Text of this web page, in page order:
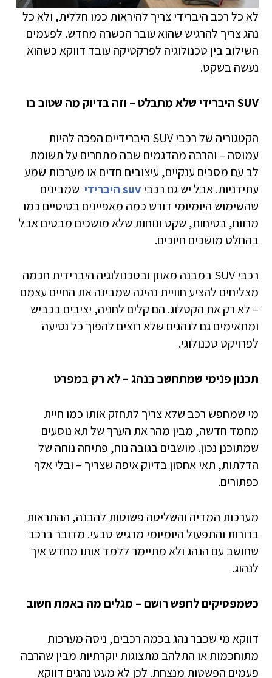
לא כל רכב היברידי צריך להיראות כמו חללית, ולא כל
נהג צריך להרגיש שהוא עובר הכשרה מחדש. לפעמים
השילוב בין טכנולוגיה לפרקטיקה עובד דווקא כשהוא
נעשה בשקט.
SUV היברידי שלא מתבלט – וזה בדיוק מה שטוב בו
הקטגוריה של רכבי SUV היברידיים הפכה להיות
עמוסה – והרבה מהדגמים שבה מתחרים על תשומת
לב עם מסכים ענקיים, עיצובים חדים או מערכות שמע
עתידניות. אבל יש גם רכביsuv היברידי
שמבינים
שהשימוש היומיומי דורש כמה מאפיינים בסיסיים כמו
מרווח, בטיחות, שקט ונוחות שלא מושכים מבטים אבל
בהחלט מושכים חיוכים.
רכבי SUV במבנה מאוזן ובטכנולוגיה היברידית חכמה
מצליחים להציע חוויית נהיגה שמבינה את החיים עצמם
– לא רק את הקטלוג. הם קלים לחניה, יציבים בכביש
ומתאימים גם לנהגים שלא רוצים להפוך כל נסיעה
לפרויקט טכנולוגי.
תכנון פנימי שמתחשב בנהג – לא רק במפרט
מי שמחפש רכב שלא צריך לתחזק אותו כמו חיית
מחמד חדשה, מבין מהר את הערך של תא נוסעים
שמתוכנן נכון. מושבים בגובה נוח, פתיחה נוחה של
הדלתות, תאי אחסון בדיוק איפה שצריך – ובלי אלף
כפתורים.
מערכות המדיה והשליטה פשוטות להבנה, ההתראות
ברורות והתפעול היומיומי מרגיש טבעי. מדובר ברכב
שחושב עם הנהג ולא מתיימר ללמד אותו מחדש איך
לנהוג.
כשמפסיקים לחפש רושם – מגלים מה באמת חשוב
דווקא מי שכבר נהג בכמה רכבים, ניסה מערכות
מתוחכמות או התלהב מתצוגות יוקרתיות מבין שהרבה
פעמים הפשטות מנצחת. לכן לא מעט נהגים דווקא